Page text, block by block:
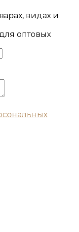
видах и
оптовых